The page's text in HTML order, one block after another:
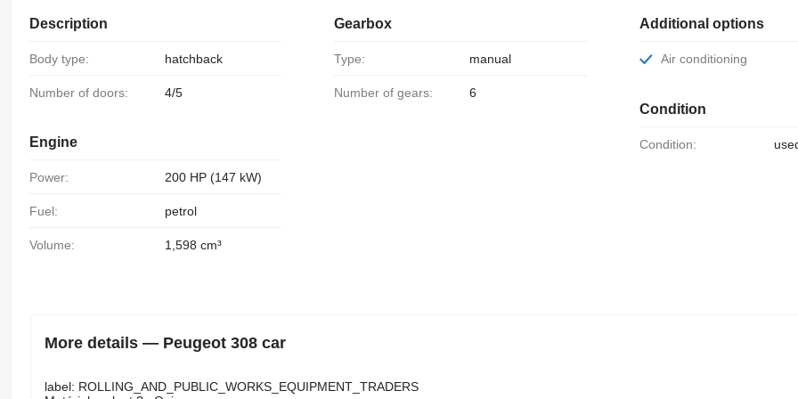
Description
Body type: hatchback
Number of doors: 4/5
Engine
Power: 200 HP (147 kW)
Fuel: petrol
Volume: 1,598 cm³
Gearbox
Type: manual
Number of gears: 6
Additional options
Air conditioning
Condition
Condition:
More details — Peugeot 308 car
label: ROLLING_AND_PUBLIC_WORKS_EQUIPMENT_TRADERS